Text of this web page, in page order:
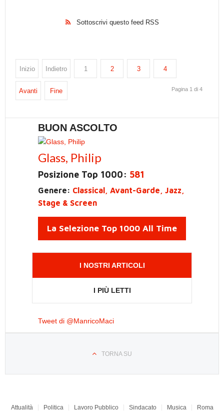
Sottoscrivi questo feed RSS
Inizio Indietro 1 2 3 4
Avanti Fine Pagina 1 di 4
BUON ASCOLTO
Glass, Philip
Posizione Top 1000: 581
Genere: Classical, Avant-Garde, Jazz,
Stage & Screen
La Selezione Top 1000 All Time
I NOSTRI ARTICOLI
I PIÙ LETTI
Tweet di @ManricoMaci
TORNA SU
Attualità Politica Lavoro Pubblico Sindacato Musica Roma